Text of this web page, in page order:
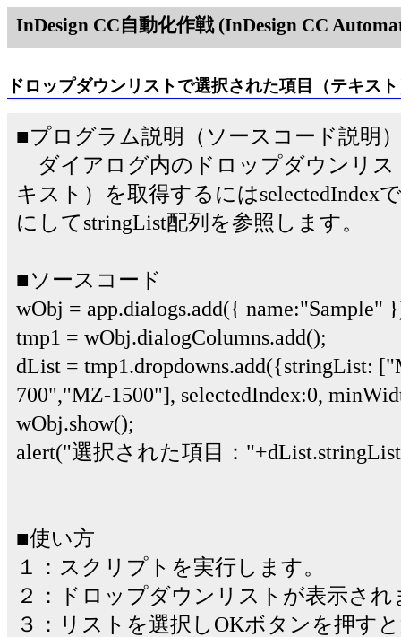
InDesign CC自動化作戦 (InDesign CC
ドロップダウンリストで選択された項目（テキス
■プログラム説明（ソースコード説明
ダイアログ内のドロップダウンリス
キスト）を取得するにはselectedIndex
にしてstringList配列を参照します。
■ソースコード
wObj = app.dialogs.add({ name:"Sample"
tmp1 = wObj.dialogColumns.add();
dList = tmp1.dropdowns.add({stringList:
700","MZ-1500"], selectedIndex:0,
wObj.show();
alert("選択された項目：
■使い方
１：スクリプトを実行します。
２：ドロップダウンリストが表示され
３：リストを選択しOKボタンを押す